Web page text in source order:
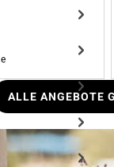
ALLE ANGEBOTE